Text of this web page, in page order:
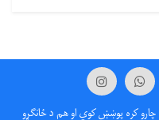
چارو کره پوښښ کوي او هم د ځانګړو